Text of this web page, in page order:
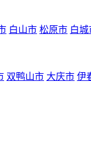
白山市 松原市 白城
双鸭山市 大庆市 伊